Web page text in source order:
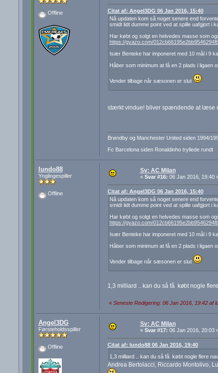
Offline
Citat af: Angel3DG 06 Jan 2016, 15:40
Nå updaten kom så noget senere end
smidt lidt dumme point ved at spille uafgjort i
Har købt og solgt en helvedes masse som
https://gyazo.com/
Især Benteke har imponeret med 10 mål i 9
Håber som minimum at få en 2 plads i ligaen
Vender tilbage når sæsonen er slut
stærkt vindue! bliver spændende at læse
Brøndby og Manchester United siden 1994/
Fc Barcelona siden Ronaldinho tryllede rundt
lundo88
Ynglingespiller
Offline
Sv: AC Milan
« Svar #16: 06 Jan 2016, 19:40
Citat af: Angel3DG 06 Jan 2016, 15:40
Nå updaten kom så noget senere end
smidt lidt dumme point ved at spille uafgjort i
Har købt og solgt en helvedes masse som
https://gyazo.com/
Især Benteke har imponeret med 10 mål i 9
Håber som minimum at få en 2 plads i ligaen
Vender tilbage når sæsonen er slut
1,3 milliard .. kan du så få købt nogle
« Seneste Redigering: 06 Jan 2016, 19:42 af
Angel3DG
Førsteholdsspiller
Offline
Sv: AC Milan
« Svar #17: 06 Jan 2016, 20:03
Citat af: lundo88 06 Jan 2016, 19:40
1,3 milliard .. kan du så få købt nogle flere
Andrea Bertolacci, Riccardo Montolivo,